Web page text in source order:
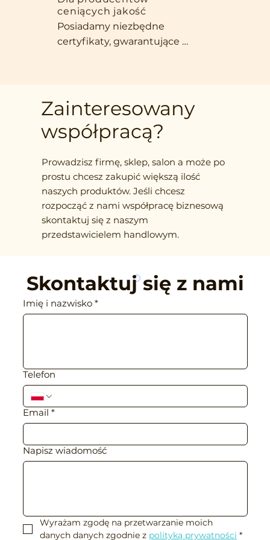
wygląd i naturalna słodycz
sprawiają, że nasze owoce są
niezastąpione w każdej kuchni,
ceniących jakość
Posiadamy niezbędne
certyfikaty, gwarantujące
całych owoców, przez plastry, po
drobno siekane składniki,
dostosowane do Twoich
Zainteresowany
współpracą?
Prowadzisz firmę, sklep, salon a może po
prostu chcesz zakupić większą ilość
naszych produktów. Jeśli chcesz
rozpocząć z nami współpracę biznesową
skontaktuj się z naszym
przedstawicielem handlowym.
Skontaktuj się z ﻿nami
Imię i nazwisko *
Telefon
Email *
Napisz wiadomość
Wyrażam zgodę na przetwarzanie moich
danych danych zgodnie z polityką prywatności *